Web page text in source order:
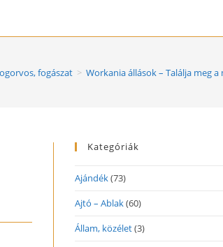
fogászat > Workania állások – Találja meg a
Kategóriák
Ajándék(73)
Ajtó – Ablak(60)
Állam, közélet(3)